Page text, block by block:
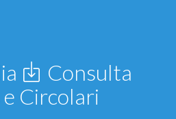
Consulta
Circolari